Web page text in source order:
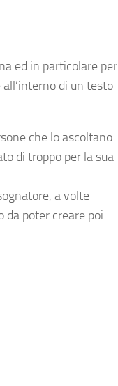
ed in particolare per
di un testo
che lo ascoltano
di troppo per la sua
a volte
da poter creare poi